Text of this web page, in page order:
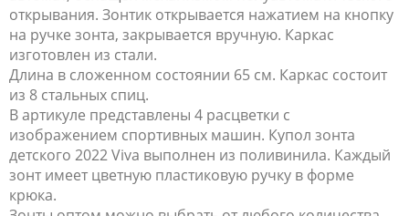
открывания. Зонтик открывается нажатием на кнопку
на ручке зонта, закрывается вручную. Каркас
изготовлен из стали.
Длина в сложенном состоянии 65 см. Каркас состоит
из 8 стальных спиц.
В артикуле представлены 4 расцветки с
изображением спортивных машин. Купол зонта
детского 2022 Viva выполнен из поливинила. Каждый
зонт имеет цветную пластиковую ручку в форме
крюка.